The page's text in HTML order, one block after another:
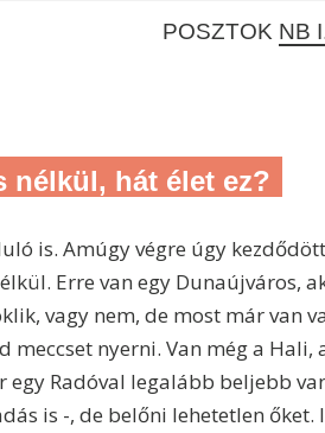
POSZTOK NB
nélkül, hát élet ez?
is. Amúgy végre úgy
Erre van egy Dunaújváros,
vagy nem, de most már van
meccset nyerni. Van még a
Radóval legalább beljebb
is -, de belőni lehetetlen